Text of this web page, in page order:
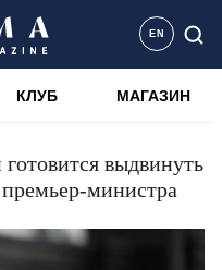
EN
КЛУБ МАГАЗИН
выдвинуть
министра